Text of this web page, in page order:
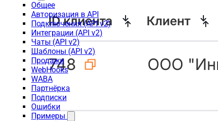
Общее
Авторизация в API
Подключения (API v2)
Интеграции (API v2)
Чаты (API v2)
Шаблоны (API v2)
Продажи
WebHooks
WABA
Партнёрка
Подписки
Ошибки
Примеры